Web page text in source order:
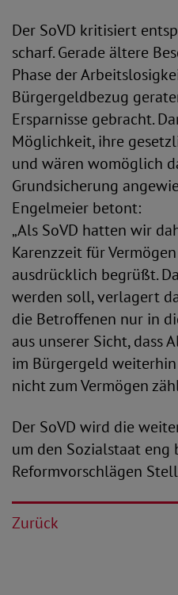
Der SoVD kritisiert
scharf. Gerade ältere
Phase der
Bürgergeldbezug
Ersparnisse gebracht.
Möglichkeit, ihre
und wären womöglich
Grundsicherung
Engelmeier betont:
„Als SoVD hatten wir
Karenzzeit für
ausdrücklich begrüßt.
werden soll, verlagert
die Betroffenen nur in
aus unserer Sicht, dass
im Bürgergeld
nicht zum Vermögen
Der SoVD wird die
um den Sozialstaat eng
Reformvorschlägen
Zurück